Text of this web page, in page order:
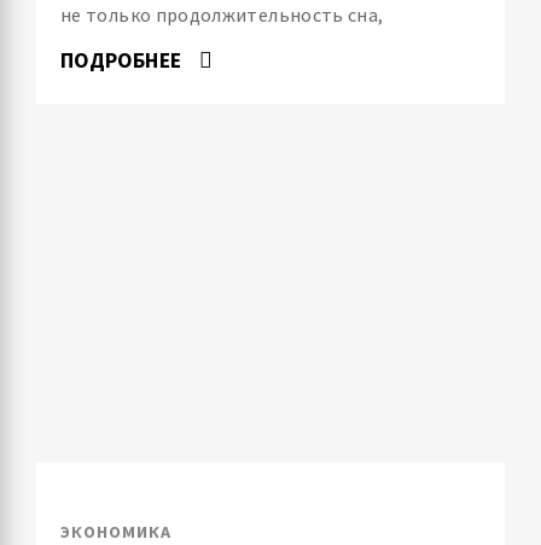
не только продолжительность сна,
ПОДРОБНЕЕ
ЭКОНОМИКА